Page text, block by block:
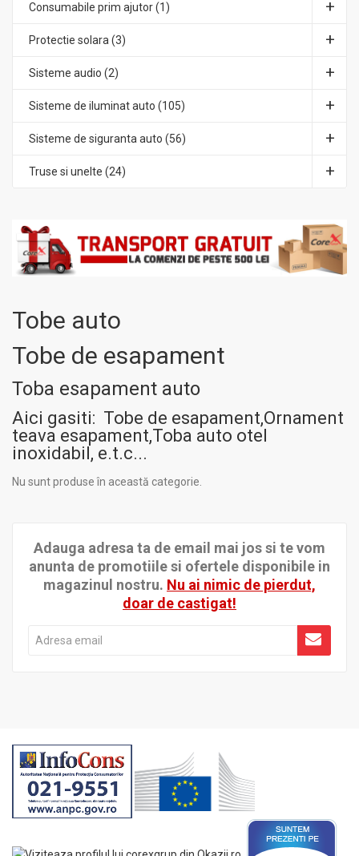
Consumabile prim ajutor (1)
Protectie solara (3)
Sisteme audio (2)
Sisteme de iluminat auto (105)
Sisteme de siguranta auto (56)
Truse si unelte (24)
Tobe auto
Tobe de esapament
Toba esapament auto
Aici gasiti: Tobe de esapament,Ornament
teava esapament,Toba auto otel
inoxidabil, e.t.c...
Nu sunt produse în această categorie.
Adauga adresa ta de email mai jos si te vom
anunta de promotiile si ofertele disponibile in
magazinul nostru. Nu ai nimic de pierdut,
doar de castigat!